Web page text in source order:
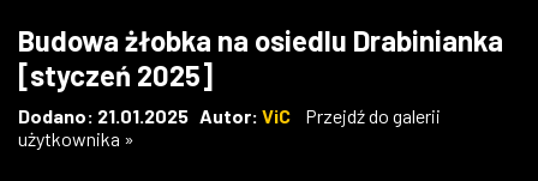
W KINACH
GASTRONOMIA
Budowa żłobka na osiedlu Drabinianka
[styczeń 2025]
Dodano: 21.01.2025 Autor: ViC
Przejdź do galerii
użytkownika »